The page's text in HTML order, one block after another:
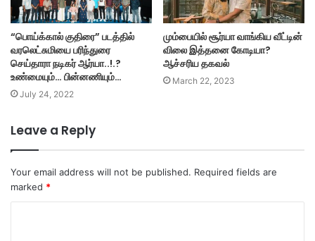
“பொய்க்கால் குதிரை” படத்தில்
வரலெட்சுமியை பரிந்துரை
செய்தாரா நடிகர் ஆர்யா..!.?
உண்மையும்… பின்னணியும்…
July 24, 2022
மும்பையில் சூர்யா வாங்கிய வீட்டின்
விலை இத்தனை கோடியா?
ஆச்சரிய தகவல்
March 22, 2023
Leave a Reply
Your email address will not be published. Required fields are
marked *